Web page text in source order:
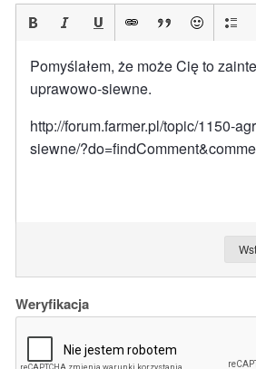
Pomyślałem, że może Cię to
uprawowo-siewne.
http://forum.farmer.pl/topic/1150-
siewne/
Weryfikacja